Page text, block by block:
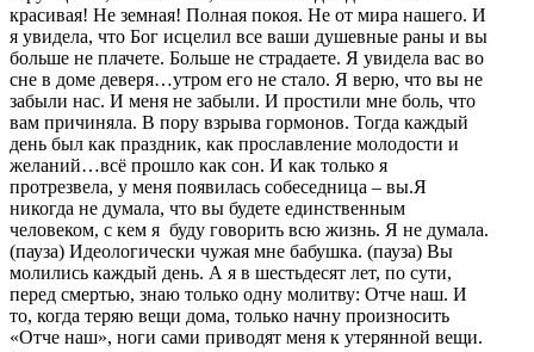
красивая! Не земная! Полная покоя. Не от мира нашего. И
я увидела, что Бог исцелил все ваши душевные раны и вы
больше не плачете. Больше не страдаете. Я увидела вас во
сне в доме деверя…утром его не стало. Я верю, что вы не
забыли нас. И меня не забыли. И простили мне боль, что
вам причиняла. В пору взрыва гормонов. Тогда каждый
день был как праздник, как прославление молодости и
желаний…всё прошло как сон. И как только я
протрезвела, у меня появилась собеседница – вы.Я
никогда не думала, что вы будете единственным
человеком, с кем я буду говорить всю жизнь. Я не думала.
(пауза) Идеологически чужая мне бабушка. (пауза) Вы
молились каждый день. А я в шестьдесят лет, по сути,
перед смертью, знаю только одну молитву: Отче наш. И
то, когда теряю вещи дома, только начну произносить
«Отче наш», ноги сами приводят меня к утерянной вещи.